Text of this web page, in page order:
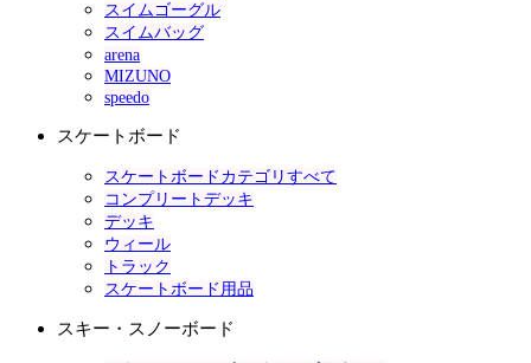
スイムゴーグル
スイムバッグ
arena
MIZUNO
speedo
スケートボード
スケートボードカテゴリすべて
コンプリートデッキ
デッキ
ウィール
トラック
スケートボード用品
スキー・スノーボード